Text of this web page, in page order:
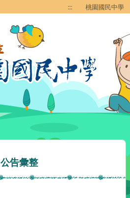
::: 桃園國民中學
公告彙整